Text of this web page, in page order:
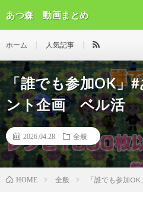
あつ森 動画まとめ
ホーム 人気記事
「誰でも参加OK
ント企画 ベル活
2026.04.28 全般
HOME 全般 「誰でも参加